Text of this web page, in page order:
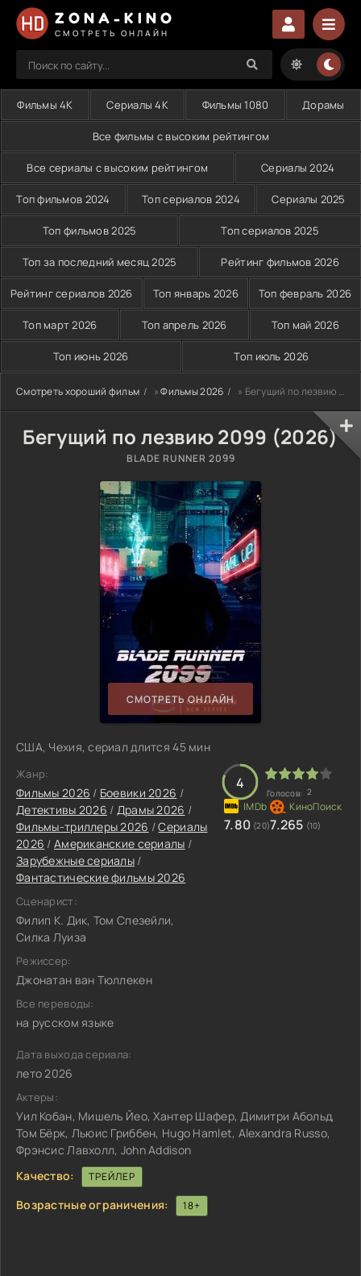
ZONA-KINO
СМОТРЕТЬ ОНЛАЙН
Фильмы 4K Сериалы 4K Фильмы 1080 Дорамы
Все фильмы с высоким рейтингом
Все сериалы с высоким рейтингом Сериалы 2024
Топ фильмов 2024 Топ сериалов 2024 Сериалы 2025
Топ фильмов 2025 Топ сериалов 2025
Топ за последний месяц 2025 Рейтинг фильмов 2026
Рейтинг сериалов 2026 Топ январь 2026 Топ февраль 2026
Топ март 2026 Топ апрель 2026 Топ май 2026
Топ июнь 2026 Топ июль 2026
Смотреть хороший фильм »Фильмы 2026 » Бегущий по лезвию 2099 (2026)
Бегущий по лезвию 2099 (2026)
BLADE RUNNER 2099
СМОТРЕТЬ ОНЛАЙН
США, Чехия, сериал длится 45 мин
Жанр:
Фильмы 2026 / Боевики 2026 /
Детективы 2026 / Драмы 2026 /
Фильмы-триллеры 2026 /Сериалы
2026 / Американские сериалы /
Зарубежные сериалы /
Фантастические фильмы 2026
Сценарист:
Филип К. Дик, Том Спезейли,
Силка Луиза
Режиссер:
Джонатан ван Тюллекен
Все переводы:
на русском языке
4
Голосов: 2
7.80 (20)7.265 (10)
Дата выхода сериала:
лето 2026
Актеры:
Уил Кобан, Мишель Йео, Хантер Шафер, Димитри Абольд,
Том Бёрк, Льюис Гриббен, Hugo Hamlet, Alexandra Russo,
Фрэнсис Лавхолл, John Addison
Качество:
ТРЕЙЛЕР
Возрастные ограничения: 18+